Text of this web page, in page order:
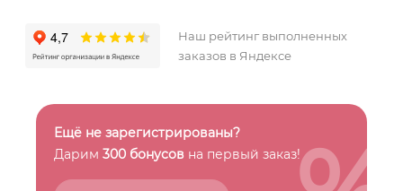
Наш рейтинг выполненных
заказов в Яндексе
Ещё не зарегистрированы?
Дарим 300 бонусов на первый заказ!